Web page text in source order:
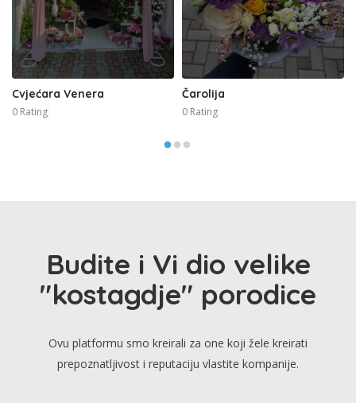
Cvjećara Venera
0 Rating
Čarolija
0 Rating
Budite i Vi dio velike
"kostagdje" porodice
Ovu platformu smo kreirali za one koji žele kreirati
prepoznatljivost i reputaciju vlastite kompanije.